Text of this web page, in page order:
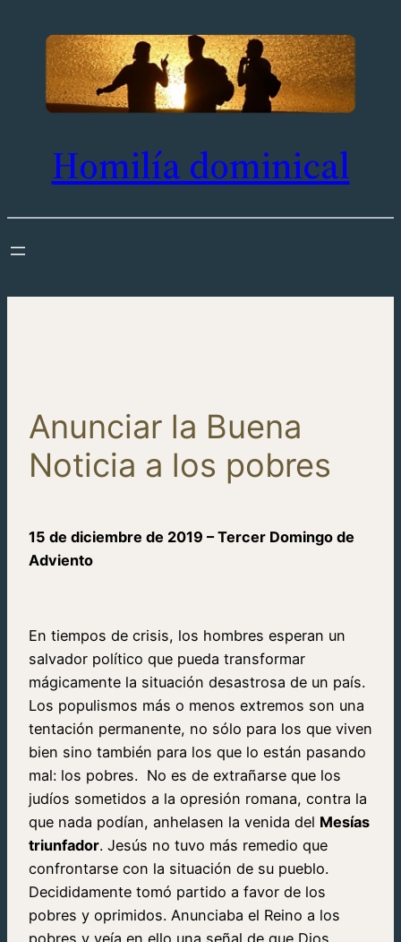
contenido
Homilía dominical
Anunciar la Buena
Noticia a los pobres
15 de diciembre de 2019 –Tercer Domingo de
Adviento
En tiempos de crisis, los hombres esperan un
salvador político que pueda transformar
mágicamente la situación desastrosa de un país.
Los populismos más o menos extremos son una
tentación permanente, no sólo para los que viven
bien sino también para los que lo están pasando
mal: los pobres. No es de extrañarse que los
judíos sometidos a la opresión romana, contra la
que nada podían, anhelasen la venida del Mesías
triunfador. Jesús no tuvo más remedio que
confrontarse con la situación de su pueblo.
Decididamente tomó partido a favor de los
pobres y oprimidos. Anunciaba el Reino a los